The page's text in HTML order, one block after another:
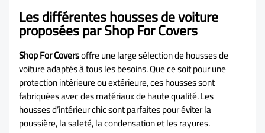
Les différentes housses de voiture
proposées par Shop For Covers
Shop For Coversoffre une large sélection de housses de
voiture adaptés à tous les besoins. Que ce soit pour une
protection intérieure ou extérieure, ces housses sont
fabriquées avec des matériaux de haute qualité. Les
housses d’intérieur chic sont parfaites pour éviter la
poussière, la saleté, la condensation et les rayures.